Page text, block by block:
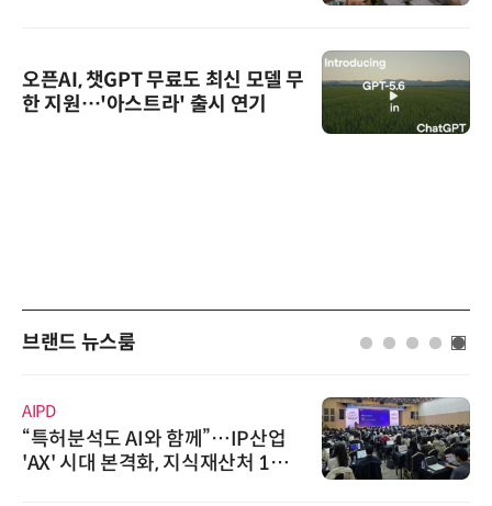
오픈AI, 챗GPT 무료도 최신 모델 무
한 지원…'아스트라' 출시 연기
브랜드 뉴스룸
AIPD
“특허분석도 AI와 함께”…IP산업
'AX' 시대 본격화, 지식재산처 1호